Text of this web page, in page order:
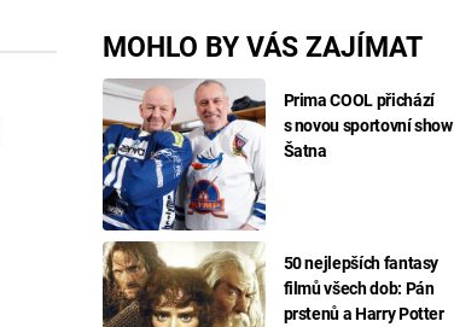
MOHLO BY VÁS ZAJÍMAT
Prima COOL přichází
s novou sportovní show
Šatna
50 nejlepších fantasy
filmů všech dob: Pán
prstenů a Harry Potter